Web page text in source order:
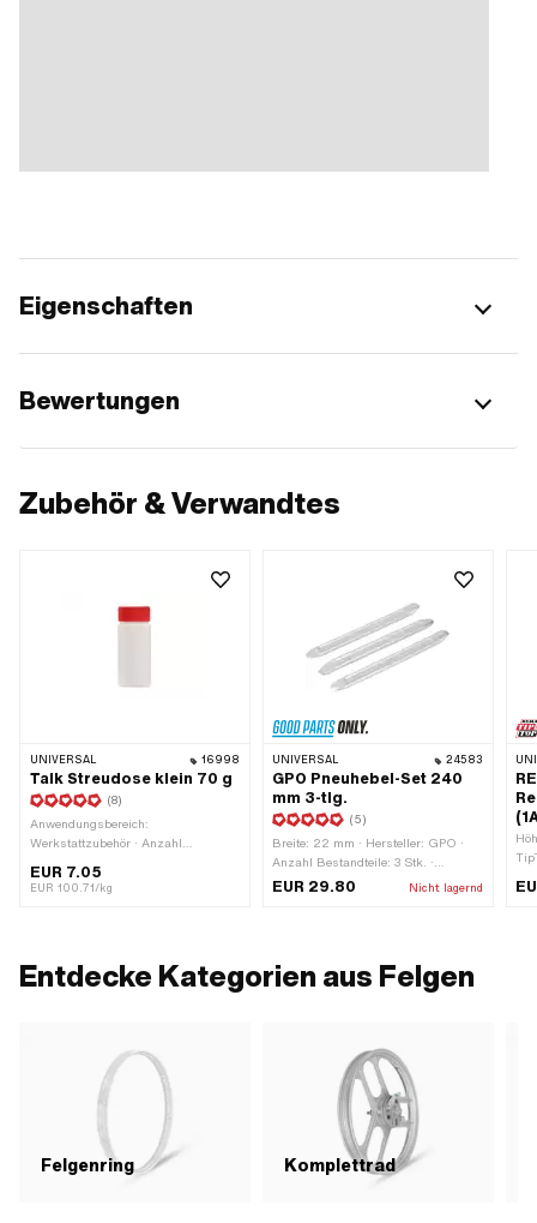
Eigenschaften
Bewertungen
Zubehör & Verwandtes
UNIVERSAL 16998
Talk Streudose klein 70 g
(8)
Anwendungsbereich:
Werkstattzubehör · Anzahl
EUR 7.05
EUR 100.71/kg
UNIVERSAL 24583
GPO Pneuhebel-Set 240
mm 3-tlg.
(5)
Breite: 22 mm · Hersteller: GPO ·
Anzahl Bestandteile: 3 Stk. ·
Material: Stahl · Oberfläche: verzinkt
EUR 29.80 Nicht lagernd
Entdecke Kategorien aus Felgen
Felgenring Komplettrad